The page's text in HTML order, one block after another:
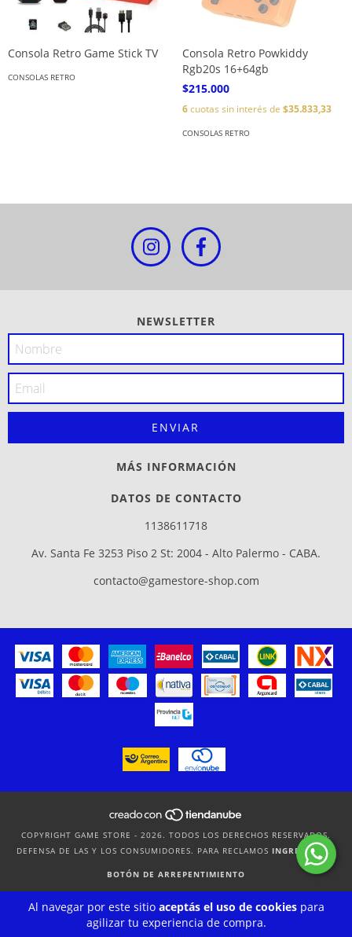
Al navegar por este sitio aceptás el uso de cookiespara
agilizar tu experiencia de compra.
Consola Retro Game Stick TV
CONSOLAS RETRO
Consola Retro Powkiddy
Rgb20s 16+64gb
$215.000
6cuotas sin interés de $35.833,33
CONSOLAS RETRO
NEWSLETTER
MÁS INFORMACIÓN
DATOS DE CONTACTO
1138611718
Av. Santa Fe 3253 Piso 2 St: 2004 - Alto Palermo - CABA.
contacto@gamestore-shop.com
COPYRIGHT GAME STORE - 2026. TODOS LOS DERECHOS RESERVADOS.
DEFENSA DE LAS Y LOS CONSUMIDORES. PARA RECLAMOS INGRESÁ ACÁ.
BOTÓN DE ARREPENTIMIENTO